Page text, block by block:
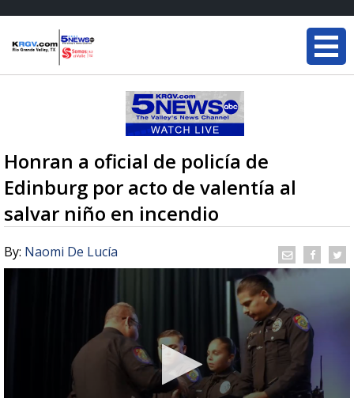
Honran a oficial de policía de
Edinburg por acto de valentía al
salvar niño en incendio
By: Naomi De Lucía